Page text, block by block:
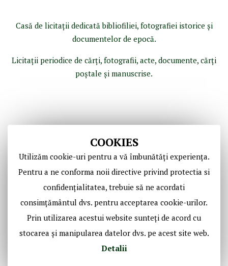
COOKIES
Utilizăm cookie-uri pentru a vă îmbunătăți experiența.
Pentru a ne conforma noii directive privind protectia si
confidențialitatea, trebuie să ne acordati
consimțământul dvs. pentru acceptarea cookie-urilor.
Prin utilizarea acestui website sunteți de acord cu
stocarea și manipularea datelor dvs. pe acest site web.
Detalii
Casă de licitaţii dedicată bibliofiliei, fotografiei istorice şi
documentelor de epocă.
Licitaţii periodice de cărţi, fotografii, acte, documente, cărţi
poştale şi manuscrise.
Copyright © Casa de Licitaţii Historic SRL
Social Media Historic